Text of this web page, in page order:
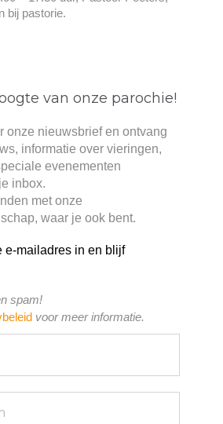
bij pastorie.
van onze parochie!
onze nieuwsbrief en ontvang
informatie over vieringen,
evenementen
inbox.
met onze
waar je ook bent.
e-mailadres in en blijf
spam!
voor meer informatie.